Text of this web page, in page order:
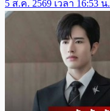
5 ส.ค. 2569 เวลา 16:53 น.